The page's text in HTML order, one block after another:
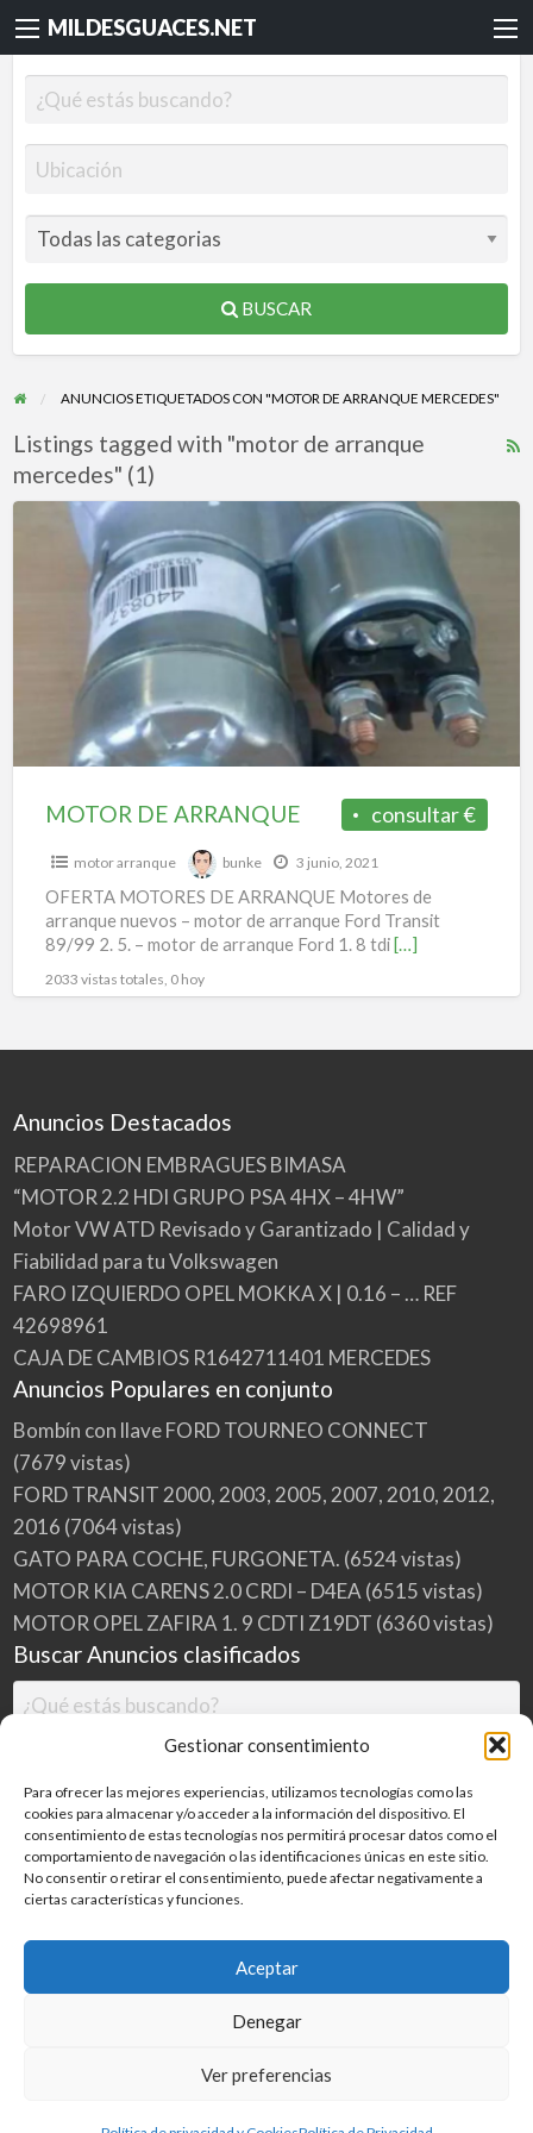
Gestionar consentimiento
Para ofrecer las mejores experiencias, utilizamos tecnologías como las
cookies para almacenar y/o acceder a la información del dispositivo. El
consentimiento de estas tecnologías nos permitirá procesar datos como el
comportamiento de navegación o las identificaciones únicas en este sitio.
No consentir o retirar el consentimiento, puede afectar negativamente a
ciertas características y funciones.
Aceptar
Denegar
Ver preferencias
MILDESGUACES.NET
BUSCAR
ANUNCIOS ETIQUETADOS CON "MOTOR DE ARRANQUE MERCEDES"
Listings tagged with "motor de arranque
mercedes" (1)
MOTOR
ARRANQUE
consultar €
MOTOR DE ARRANQUE
motor arranque bunke 3 junio, 2021
OFERTA MOTORES DE ARRANQUE Motores de
arranque nuevos – motor de arranque Ford Transit
89/99 2. 5. – motor de arranque Ford 1. 8 tdi[…]
2033 vistas totales, 0 hoy
Anuncios Destacados
REPARACION EMBRAGUES BIMASA
“MOTOR 2.2 HDI GRUPO PSA 4HX – 4HW”
Motor VW ATD Revisado y Garantizado | Calidad y
Fiabilidad para tu Volkswagen
FARO IZQUIERDO OPEL MOKKA X | 0.16 – … REF
42698961
CAJA DE CAMBIOS R1642711401 MERCEDES
Anuncios Populares en conjunto
Bombín con llave FORD TOURNEO CONNECT
(7679 vistas)
FORD TRANSIT 2000, 2003, 2005, 2007, 2010, 2012,
2016 (7064 vistas)
GATO PARA COCHE, FURGONETA. (6524 vistas)
MOTOR KIA CARENS 2.0 CRDI – D4EA (6515 vistas)
MOTOR OPEL ZAFIRA 1. 9 CDTI Z19DT (6360 vistas)
Buscar Anuncios clasificados